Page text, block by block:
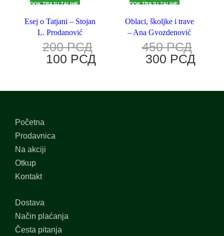
DOK TRAJU ZALIHE.
Esej o Tatjani – Stojan
L. Prodanović
200РСД
100 РСД
DOK TRAJU ZALIHE.
Oblaci, školjke i trave
– Ana Gvozdenović
450РСД
300 РСД
Početna
Prodavnica
Na akciji
Otkup
Kontakt
Dostava
Način plaćanja
Česta pitanja